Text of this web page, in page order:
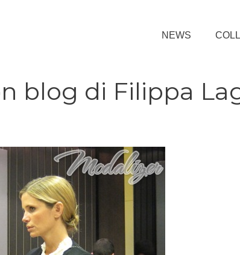
NEWS
blog di Filippa